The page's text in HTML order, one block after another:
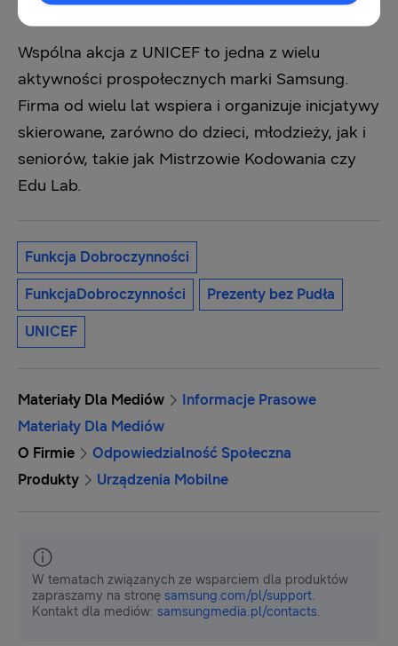
Wspólna akcja z UNICEF to jedna z wielu
aktywności prospołecznych marki Samsung.
Firma od wielu lat wspiera i organizuje inicjatywy
skierowane, zarówno do dzieci, młodzieży, jak i
seniorów, takie jak Mistrzowie Kodowania czy
Edu Lab.
Funkcja Dobroczynności
FunkcjaDobroczynności Prezenty bez Pudła
UNICEF
Materiały Dla Mediów
Informacje Prasowe
Materiały Dla Mediów
O Firmie
Odpowiedzialność Społeczna
Produkty
Urządzenia Mobilne
W tematach związanych ze wsparciem dla produktów
zapraszamy na stronę samsung.com/pl/support.
Kontakt dla mediów: samsungmedia.pl/contacts.